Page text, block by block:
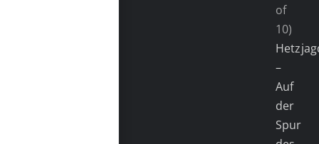
of
10)
–
Auf
der
Spur